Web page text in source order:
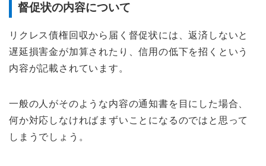
督促状の内容について
リクレス債権回収から届く督促状には、返済しないと
遅延損害金が加算されたり、信用の低下を招くという
内容が記載されています。
一般の人がそのような内容の通知書を目にした場合、
何か対応しなければまずいことになるのではと思って
しまうでしょう。